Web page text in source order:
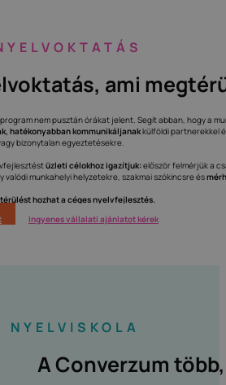
ami
nem pusztán órákat jelent. Segít abban, hogy a
hatékonyabban kommunikáljanakkülföldi partnerekkel
bizonytalan egyeztetésekre.
üzleti célokhoz igazítjuk:először felmérjük a
valódi munkahelyi helyzetekre, szakmai szókincsre és
hozhat a céges nyelvfejlesztés.
Ingyenes vállalati ajánlatot kérek
NYELVISKOLA
A Converzum